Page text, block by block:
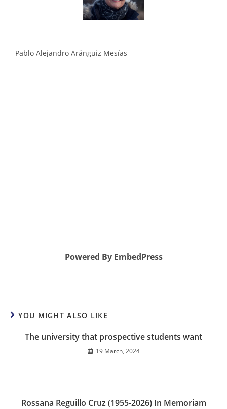
Pablo Alejandro Aránguiz Mesías
Powered By EmbedPress
YOU MIGHT ALSO LIKE
The university that prospective students want
19 March, 2024
Rossana Reguillo Cruz (1955-2026) In Memoriam